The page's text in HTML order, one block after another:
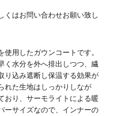
はお問い合わせお願い致し
用したガウンコートです。
く水分を外へ排出しつつ、繊
り込み遮断し保温する効果が
れた生地はしっかりしなが
おり、サーモライトによる暖
ーサイズなので、インナーの